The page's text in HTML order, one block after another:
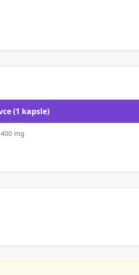
(1 kapsle)
400 mg